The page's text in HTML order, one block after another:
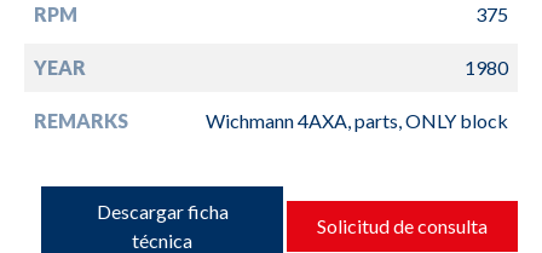
RPM 375
YEAR 1980
REMARKS Wichmann 4AXA, parts, ONLY block
Descargar ficha
técnica
Solicitud de consulta